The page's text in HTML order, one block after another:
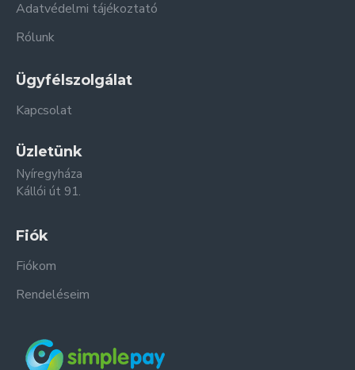
Adatvédelmi tájékoztató
Rólunk
Ügyfélszolgálat
Kapcsolat
Üzletünk
Nyíregyháza
Kállói út 91.
Fiók
Fiókom
Rendeléseim